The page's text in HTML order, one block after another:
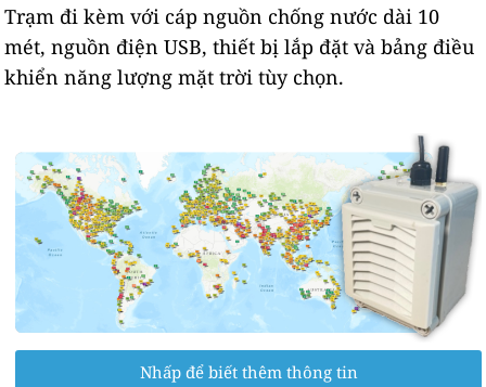
Trạm đi kèm với cáp nguồn chống nước dài 10
mét, nguồn điện USB, thiết bị lắp đặt và bảng điều
khiển năng lượng mặt trời tùy chọn.
Nhấp để biết thêm thông tin